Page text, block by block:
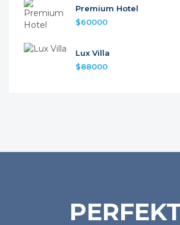
Premium Hotel
$60000
Lux Villa
$88000